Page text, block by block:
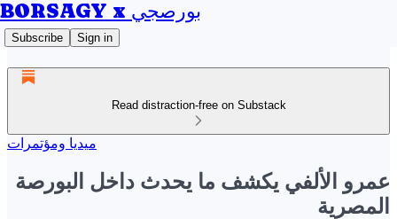
BORSAGY x بورصجي
Subscribe Sign in
Read distraction-free on Substack
ميديا ومؤتمرات
عمرو الألفي يكشف ما يحدث داخل البورصة
المصرية